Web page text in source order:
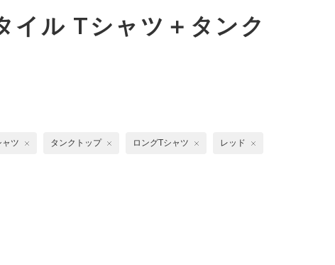
イル Tシャツ＋タンク
ャツ タンクトップ ロングTシャツ レッド